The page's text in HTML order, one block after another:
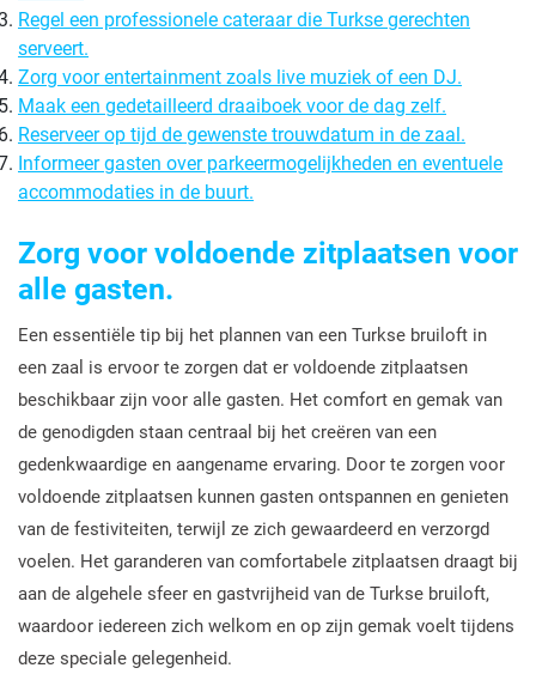
Regel een professionele cateraar die Turkse gerechten
serveert.
Zorg voor entertainment zoals live muziek of een DJ.
Maak een gedetailleerd draaiboek voor de dag zelf.
Reserveer op tijd de gewenste trouwdatum in de zaal.
Informeer gasten over parkeermogelijkheden en eventuele
accommodaties in de buurt.
Zorg voor voldoende zitplaatsen voor
alle gasten.
Een essentiële tip bij het plannen van een Turkse bruiloft in
een zaal is ervoor te zorgen dat er voldoende zitplaatsen
beschikbaar zijn voor alle gasten. Het comfort en gemak van
de genodigden staan centraal bij het creëren van een
gedenkwaardige en aangename ervaring. Door te zorgen voor
voldoende zitplaatsen kunnen gasten ontspannen en genieten
van de festiviteiten, terwijl ze zich gewaardeerd en verzorgd
voelen. Het garanderen van comfortabele zitplaatsen draagt bij
aan de algehele sfeer en gastvrijheid van de Turkse bruiloft,
waardoor iedereen zich welkom en op zijn gemak voelt tijdens
deze speciale gelegenheid.